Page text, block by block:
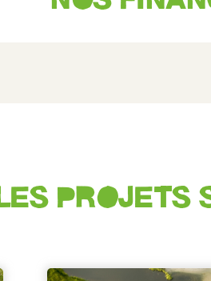
PROJETS